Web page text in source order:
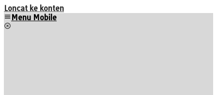
Loncat ke konten
Menu Mobile